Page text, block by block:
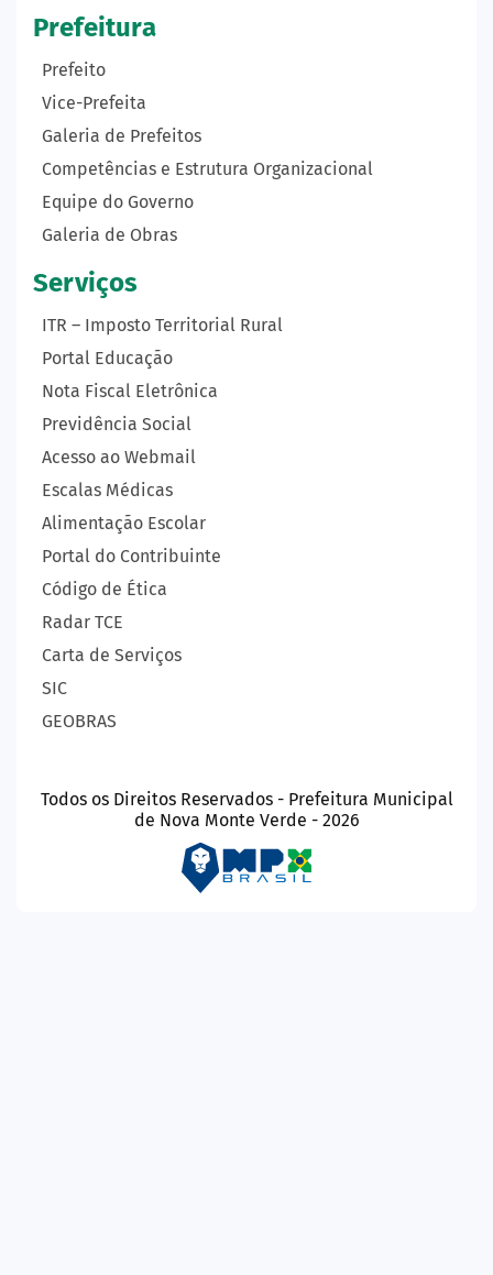
Prefeitura
Prefeito
Vice-Prefeita
Galeria de Prefeitos
Competências e Estrutura Organizacional
Equipe do Governo
Galeria de Obras
Serviços
ITR – Imposto Territorial Rural
Portal Educação
Nota Fiscal Eletrônica
Previdência Social
Acesso ao Webmail
Escalas Médicas
Alimentação Escolar
Portal do Contribuinte
Código de Ética
Radar TCE
Carta de Serviços
SIC
GEOBRAS
Todos os Direitos Reservados - Prefeitura Municipal
de Nova Monte Verde - 2026